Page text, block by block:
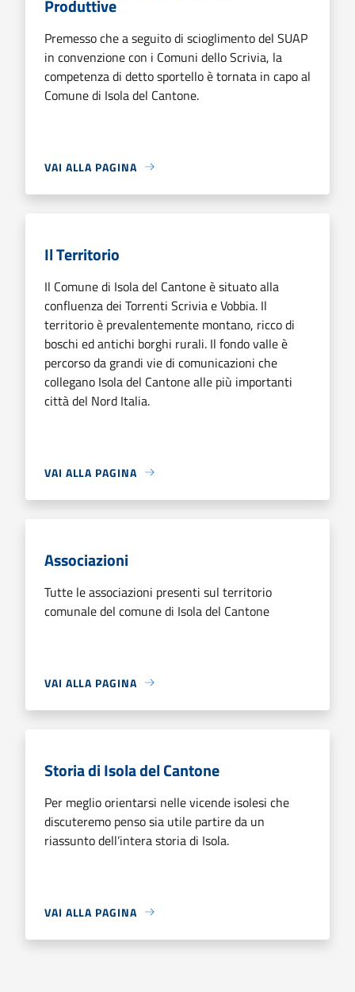
Produttive
Premesso che a seguito di scioglimento del SUAP
in convenzione con i Comuni dello Scrivia, la
competenza di detto sportello è tornata in capo al
Comune di Isola del Cantone.
VAI ALLA PAGINA
Il Territorio
Il Comune di Isola del Cantone è situato alla
confluenza dei Torrenti Scrivia e Vobbia. Il
territorio è prevalentemente montano, ricco di
boschi ed antichi borghi rurali. Il fondo valle è
percorso da grandi vie di comunicazioni che
collegano Isola del Cantone alle più importanti
città del Nord Italia.
VAI ALLA PAGINA
Associazioni
Tutte le associazioni presenti sul territorio
comunale del comune di Isola del Cantone
VAI ALLA PAGINA
Storia di Isola del Cantone
Per meglio orientarsi nelle vicende isolesi che
discuteremo penso sia utile partire da un
riassunto dell’intera storia di Isola.
VAI ALLA PAGINA